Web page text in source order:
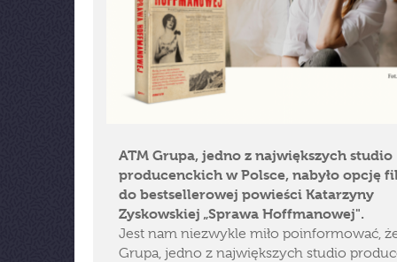
ATM Grupa, jedno z największych studio
producenckich w Polsce, nabyło opcję
do bestsellerowej powieści Katarzyny
Zyskowskiej „Sprawa Hoffmanowej".
Jest nam niezwykle miło poinformować,
Grupa, jedno z największych studio